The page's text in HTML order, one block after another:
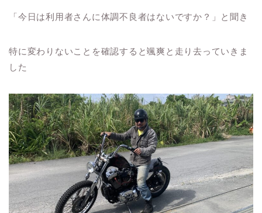
「今日は利用者さんに体調不良者はないですか？」と聞き
特に変わりないことを確認すると颯爽と走り去っていきま
した